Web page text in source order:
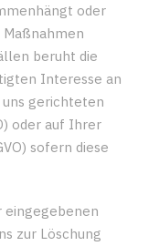
oder
beruht die
Interesse an
gerichteten
oder auf Ihrer
sofern diese
zur Löschung